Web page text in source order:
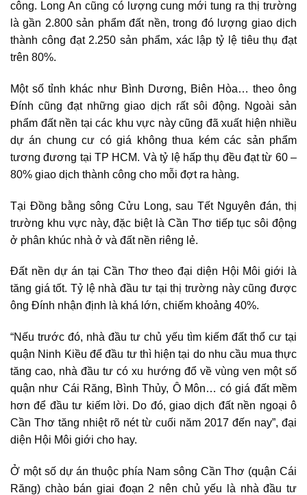
công. Long An cũng có lượng cung mới tung ra thị trường
là gần 2.800 sản phẩm đất nền, trong đó lượng giao dịch
thành công đạt 2.250 sản phẩm, xác lập tỷ lệ tiêu thụ đạt
trên 80%.
Một số tỉnh khác như Bình Dương, Biên Hòa… theo ông
Đính cũng đạt những giao dịch rất sôi động. Ngoài sản
phẩm đất nền tại các khu vực này cũng đã xuất hiện nhiều
dự án chung cư có giá không thua kém các sản phẩm
tương đương tại TP HCM. Và tỷ lệ hấp thụ đều đạt từ 60 –
80% giao dịch thành công cho mỗi đợt ra hàng.
Tại Đồng bằng sông Cửu Long, sau Tết Nguyên đán, thị
trường khu vực này, đặc biệt là Cần Thơ tiếp tục sôi động
ở phân khúc nhà ở và đất nền riêng lẻ.
Đất nền dự án tại Cần Thơ theo đại diện Hội Môi giới là
tăng giá tốt. Tỷ lệ nhà đầu tư tại thị trường này cũng được
ông Đính nhận định là khá lớn, chiếm khoảng 40%.
“Nếu trước đó, nhà đầu tư chủ yếu tìm kiếm đất thổ cư tại
quận Ninh Kiều để đầu tư thì hiện tại do nhu cầu mua thực
tăng cao, nhà đầu tư có xu hướng đổ về vùng ven một số
quận như Cái Răng, Bình Thủy, Ô Môn… có giá đất mềm
hơn để đầu tư kiếm lời. Do đó, giao dịch đất nền ngoại ô
Cần Thơ tăng nhiệt rõ nét từ cuối năm 2017 đến nay”, đại
diện Hội Môi giới cho hay.
Ở một số dự án thuộc phía Nam sông Cần Thơ (quận Cái
Răng) chào bán giai đoạn 2 nên chủ yếu là nhà đầu tư